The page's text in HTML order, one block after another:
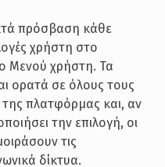
πρόσβαση κάθε
χρήστη στο
Μενού χρήστη. Τα
ορατά σε όλους τους
πλατφόρμας και, αν
την επιλογή, οι
τις
δίκτυα.